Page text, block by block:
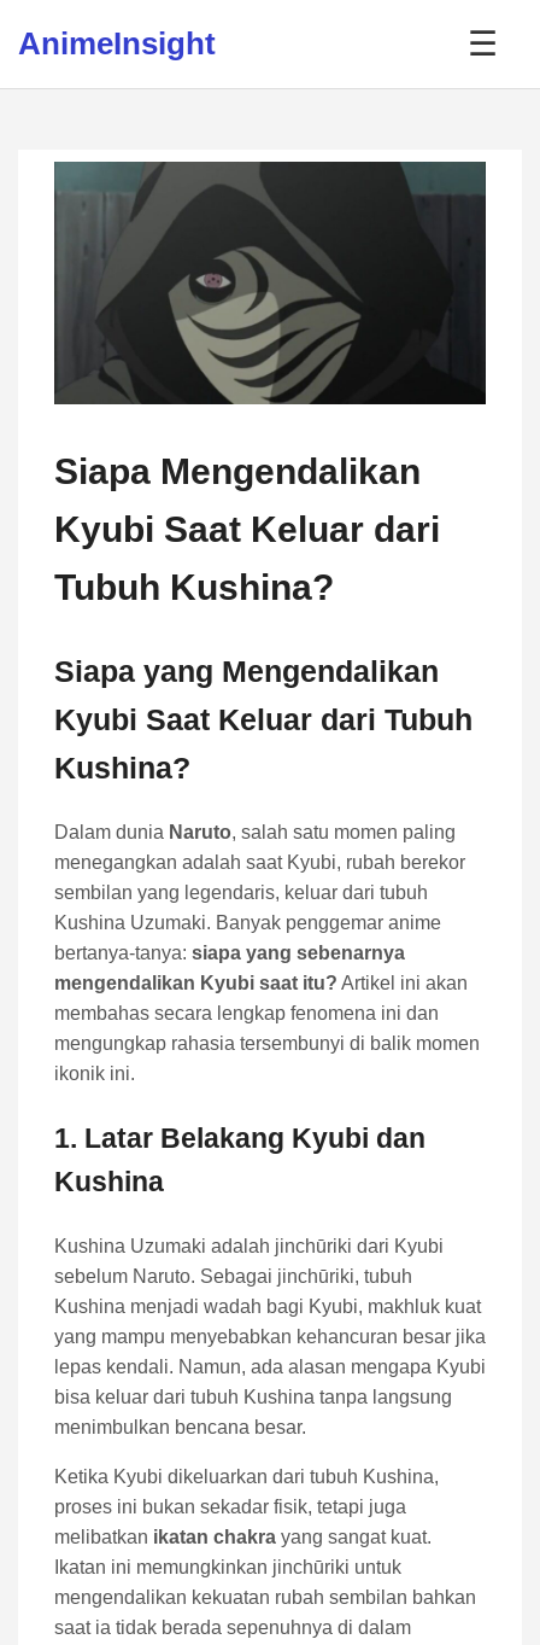
AnimeInsight ☰
Siapa Mengendalikan
Kyubi Saat Keluar dari
Tubuh Kushina?
Siapa yang Mengendalikan
Kyubi Saat Keluar dari Tubuh
Kushina?
Dalam dunia Naruto, salah satu momen paling
menegangkan adalah saat Kyubi, rubah berekor
sembilan yang legendaris, keluar dari tubuh
Kushina Uzumaki. Banyak penggemar anime
bertanya-tanya: siapa yang sebenarnya
mengendalikan Kyubi saat itu? Artikel ini akan
membahas secara lengkap fenomena ini dan
mengungkap rahasia tersembunyi di balik momen
ikonik ini.
1. Latar Belakang Kyubi dan
Kushina
Kushina Uzumaki adalah jinchūriki dari Kyubi
sebelum Naruto. Sebagai jinchūriki, tubuh
Kushina menjadi wadah bagi Kyubi, makhluk kuat
yang mampu menyebabkan kehancuran besar jika
lepas kendali. Namun, ada alasan mengapa Kyubi
bisa keluar dari tubuh Kushina tanpa langsung
menimbulkan bencana besar.
Ketika Kyubi dikeluarkan dari tubuh Kushina,
proses ini bukan sekadar fisik, tetapi juga
melibatkan ikatan chakra yang sangat kuat.
Ikatan ini memungkinkan jinchūriki untuk
mengendalikan kekuatan rubah sembilan bahkan
saat ia tidak berada sepenuhnya di dalam